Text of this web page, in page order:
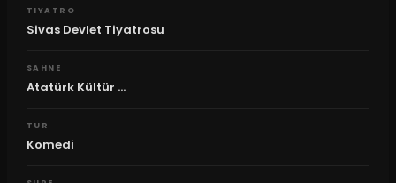
TIYATRO
Sivas Devlet Tiyatrosu
SAHNE
Atatürk Kültür ...
TUR
Komedi